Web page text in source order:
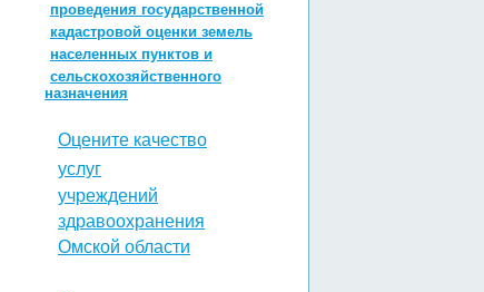
проведения государственной
кадастровой оценки земель
населенных пунктов и
сельскохозяйственного
назначения
Оцените качество
услуг
учреждений
здравоохранения
Омской области